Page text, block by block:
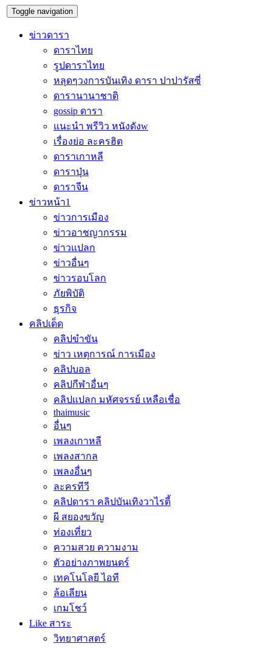
Toggle navigation
ข่าวดารา
ดาราไทย
รูปดาราไทย
หลุดๆวงการบันเทิง ดารา ปาปารัสซี่
ดารานานาชาติ
gossip ดารา
แนะนำ พรีวิว หนังดังw
เรื่องย่อ ละครฮิต
ดาราเกาหลี
ดาราปุ่น
ดาราจีน
ข่าวหน้า1
ข่าวการเมือง
ข่าวอาชญากรรม
ข่าวแปลก
ข่าวอื่นๆ
ข่าวรอบโลก
ภัยพิบัติ
ธุรกิจ
คลิปเด็ด
คลิปขำขัน
ข่าว เหตุการณ์ การเมือง
คลิปบอล
คลิปกีฬาอื่นๆ
คลิปแปลก มหัศจรรย์ เหลือเชื่อ
thaimusic
อื่นๆ
เพลงเกาหลี
เพลงสากล
เพลงอื่นๆ
ละครทีวี
คลิปดารา คลิปบันเทิงวาไรตี้
ผี สยองขวัญ
ท่องเที่ยว
ความสวย ความงาม
ตัวอย่างภาพยนตร์
เทคโนโลยี ไอที
ล้อเลียน
เกมโชว์
Like สาระ
วิทยาศาสตร์